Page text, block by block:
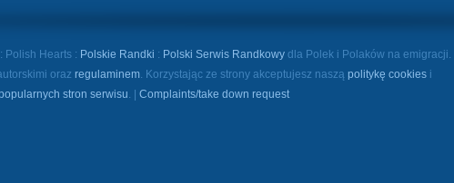
Polish Hearts : Polskie Randki : Polski Serwis Randkowy dla Polek i Polaków na emigracji.
oraz regulaminem. Korzystając ze strony akceptujesz naszą politykę cookies i
stron serwisu. | Complaints/take down request